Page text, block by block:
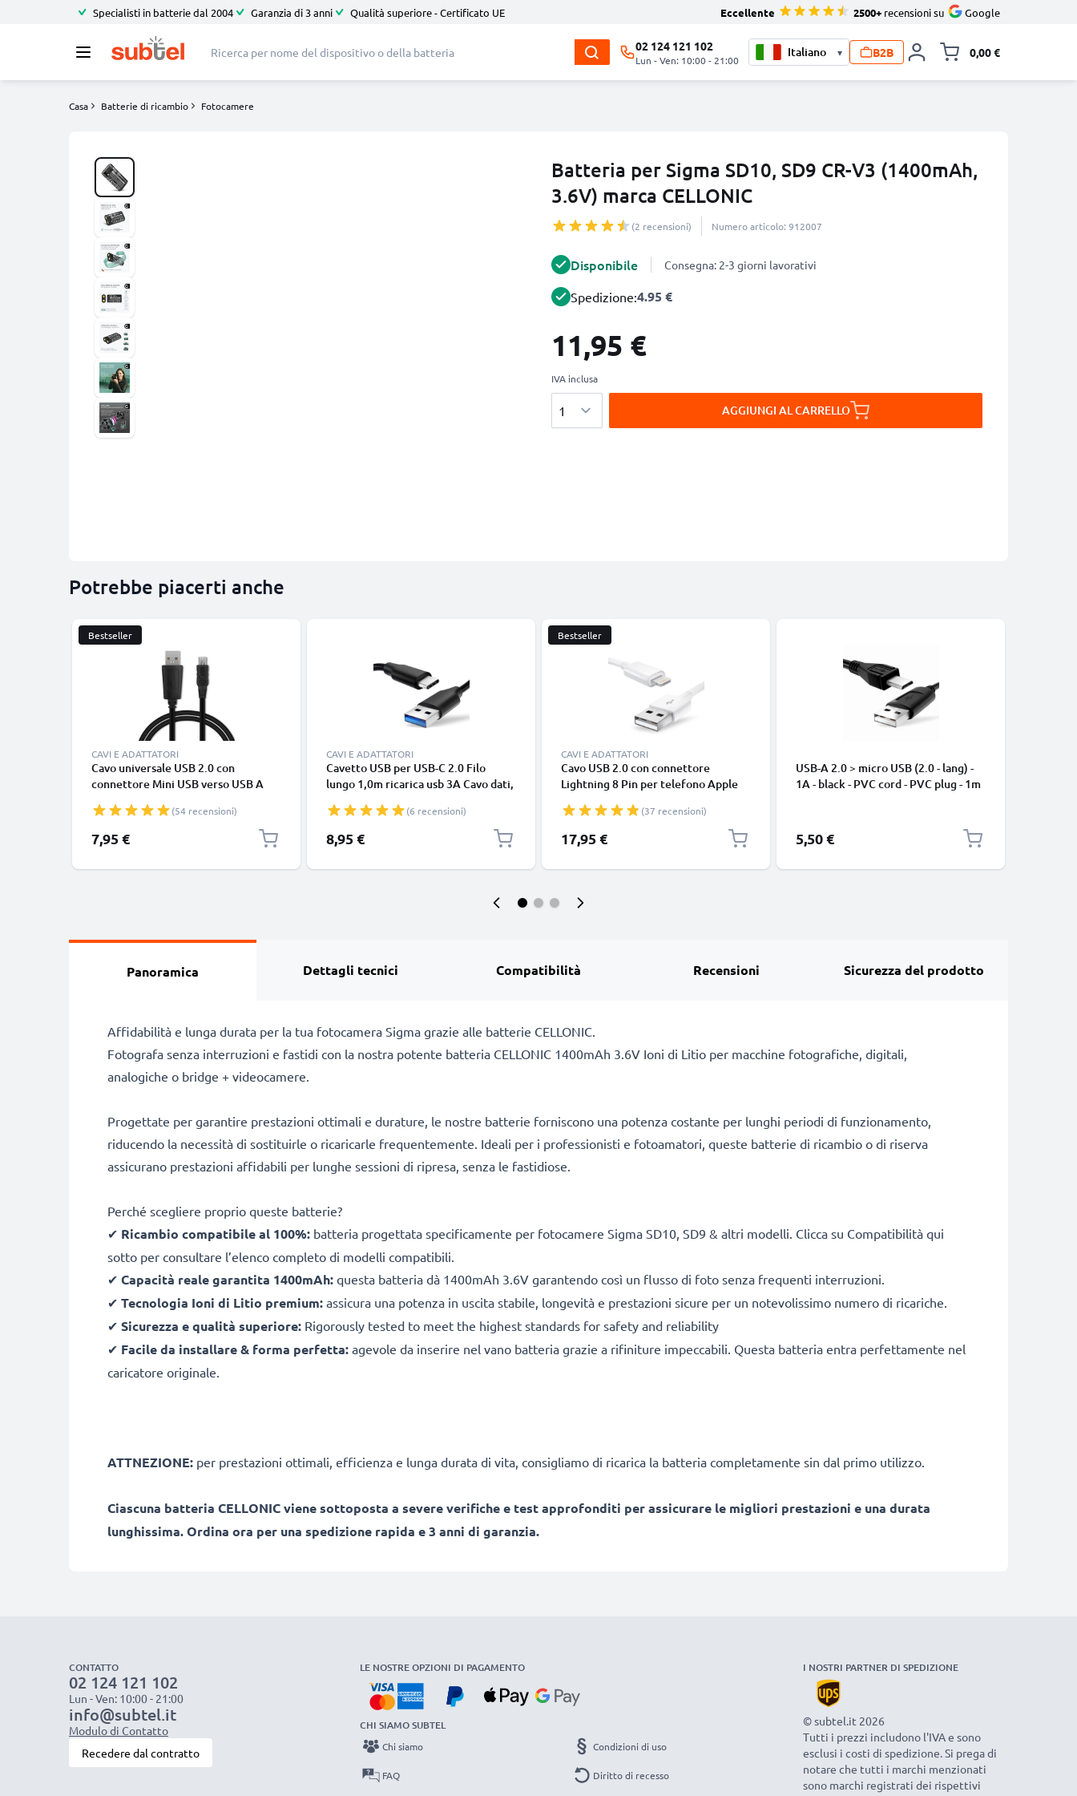
Specialisti in batterie dal 2004 Garanzia di 3 anni Qualità superiore - Certificato UE Eccellente 2500+ recensioni su Google
02 124 121 102
Lun - Ven: 10:00 - 21:00
▾ B2B 0,00 €
Casa Batterie di ricambio Fotocamere
Batteria per Sigma SD10, SD9 CR-V3 (1400mAh,
3.6V) marca CELLONIC
(2 recensioni) Numero articolo: 912007
Disponibile Consegna: 2-3 giorni lavorativi
Spedizione:4.95 €
11,95 €
IVA inclusa
AGGIUNGI AL CARRELLO
Potrebbe piacerti anche
Bestseller
CAVI E ADATTATORI
Cavo universale USB 2.0 con
connettore Mini USB verso USB A
nero
(54 recensioni)
7,95 €
CAVI E ADATTATORI
Cavetto USB per USB-C 2.0 Filo
lungo 1,0m ricarica usb 3A Cavo dati,
smartphone (Samsung, Huawei,
Google Pixel), fotocamera Canon,
Panasonic Lumix, Sony connettore
(6 recensioni)
8,95 €
Bestseller
CAVI E ADATTATORI
Cavo USB 2.0 con connettore
Lightning 8 Pin per telefono Apple
SE filo di 1m cavetto dati & ricarica
in bianco per cellulare
(37 recensioni)
17,95 €
USB-A 2.0 > micro USB (2.0 - lang) -
1A - black - PVC cord - PVC plug - 1m
5,50 €
Panoramica Dettagli tecnici Compatibilità Recensioni Sicurezza del prodotto
Affidabilità e lunga durata per la tua fotocamera Sigma grazie alle batterie CELLONIC.
Fotografa senza interruzioni e fastidi con la nostra potente batteria CELLONIC 1400mAh 3.6V Ioni di Litio per macchine fotografiche, digitali,
analogiche o bridge + videocamere.
Progettate per garantire prestazioni ottimali e durature, le nostre batterie forniscono una potenza costante per lunghi periodi di funzionamento,
riducendo la necessità di sostituirle o ricaricarle frequentemente. Ideali per i professionisti e fotoamatori, queste batterie di ricambio o di riserva
assicurano prestazioni affidabili per lunghe sessioni di ripresa, senza le fastidiose.
Perché scegliere proprio queste batterie?
✔ Ricambio compatibile al 100%: batteria progettata specificamente per fotocamere Sigma SD10, SD9 & altri modelli. Clicca su Compatibilità qui
sotto per consultare l’elenco completo di modelli compatibili.
✔ Capacità reale garantita 1400mAh: questa batteria dà 1400mAh 3.6V garantendo così un flusso di foto senza frequenti interruzioni.
✔ Tecnologia Ioni di Litio premium: assicura una potenza in uscita stabile, longevità e prestazioni sicure per un notevolissimo numero di ricariche.
✔ Sicurezza e qualità superiore: Rigorously tested to meet the highest standards for safety and reliability
✔ Facile da installare & forma perfetta: agevole da inserire nel vano batteria grazie a rifiniture impeccabili. Questa batteria entra perfettamente nel
caricatore originale.
ATTNEZIONE: per prestazioni ottimali, efficienza e lunga durata di vita, consigliamo di ricarica la batteria completamente sin dal primo utilizzo.
Ciascuna batteria CELLONIC viene sottoposta a severe verifiche e test approfonditi per assicurare le migliori prestazioni e una durata
lunghissima. Ordina ora per una spedizione rapida e 3 anni di garanzia.
CONTATTO
02 124 121 102
Lun - Ven: 10:00 - 21:00
info@subtel.it
Modulo di Contatto
Recedere dal contratto
LE NOSTRE OPZIONI DI PAGAMENTO
CHI SIAMO SUBTEL
Chi siamo
FAQ
Condizioni di uso
Diritto di recesso
I NOSTRI PARTNER DI SPEDIZIONE
© subtel.it 2026
Tutti i prezzi includono l'IVA e sono
esclusi i costi di spedizione. Si prega di
notare che tutti i marchi menzionati
sono marchi registrati dei rispettivi